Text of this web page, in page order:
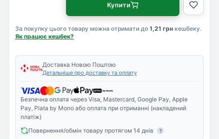
За покупку цього товару можна отримати до 1,21 грн кешбеку.
Як працює кешбек?
Купити
Доставка Новою Поштою
Детальніше про доставку та оплату
Безпечна оплата через Visa, Mastercard, Google Pay, Apple
Pay, Plata by Mono або оплата при отриманні (накладений
платіж)
Повернення/обмін товару протягом 14 днів
?